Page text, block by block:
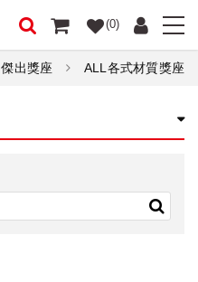
(0)
傑出獎座 ALL各式材質獎座